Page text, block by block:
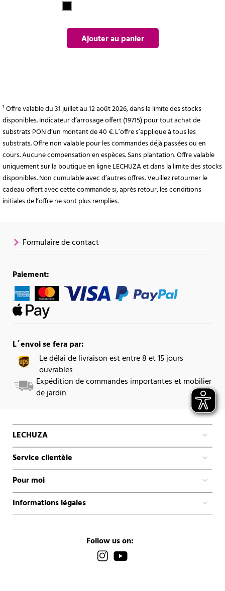
Ajouter au panier
¹ Offre valable du 31 juillet au 12 août 2026, dans la limite des stocks
disponibles. Indicateur d’arrosage offert (19715) pour tout achat de
substrats PON d’un montant de 40 €. L’offre s’applique à tous les
substrats. Offre non valable pour les commandes déjà passées ou en
cours. Aucune compensation en espèces. Sans plantation. Offre valable
uniquement sur la boutique en ligne LECHUZA et dans la limite des stocks
disponibles. Non cumulable avec d’autres offres. Veuillez retourner le
cadeau offert avec cette commande si, après retour, les conditions
initiales de l’offre ne sont plus remplies.
Formulaire de contact
Paiement:
L´envoi se fera par:
Le délai de livraison est entre 8 et 15 jours
ouvrables
Expédition de commandes importantes et mobilier
de jardin
LECHUZA
Service clientèle
Pour moi
Informations légales
Follow us on: